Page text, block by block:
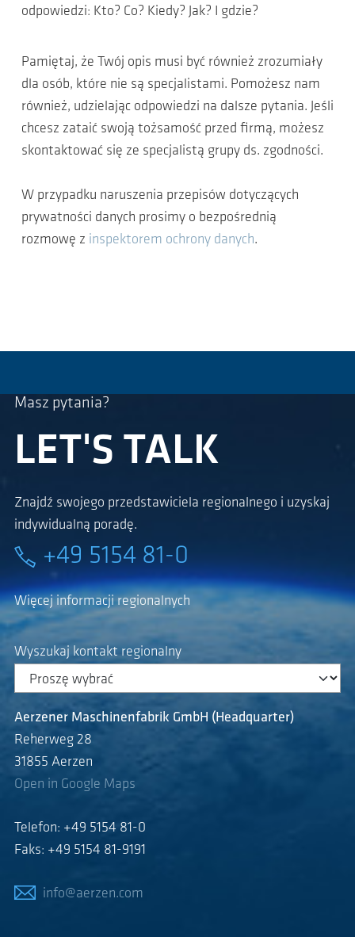
odpowiedzi: Kto? Co? Kiedy? Jak? I gdzie?
Pamiętaj, że Twój opis musi być również zrozumiały
dla osób, które nie są specjalistami. Pomożesz nam
również, udzielając odpowiedzi na dalsze pytania. Jeśli
chcesz zataić swoją tożsamość przed firmą, możesz
skontaktować się ze specjalistą grupy ds. zgodności.
W przypadku naruszenia przepisów dotyczących
prywatności danych prosimy o bezpośrednią
rozmowę z inspektorem ochrony danych.
Masz pytania?
LET'S TALK
Znajdź swojego przedstawiciela regionalnego i uzyskaj
indywidualną poradę.
+49 5154 81-0
Więcej informacji regionalnych
Wyszukaj kontakt regionalny
Aerzener Maschinenfabrik GmbH (Headquarter)
Reherweg 28
31855 Aerzen
Open in Google Maps
Telefon: +49 5154 81-0
Faks: +49 5154 81-9191
info@aerzen.com